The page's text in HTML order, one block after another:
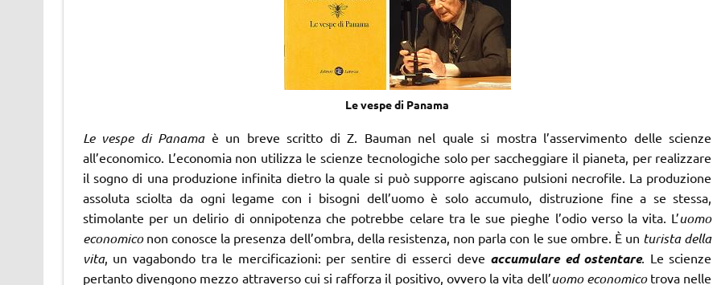
Le vespe di Panama
Le vespe di Panamaè un breve scritto di Z. Bauman nel quale si mostra l’asservimento delle scienze
all’economico. L’economia non utilizza le scienze tecnologiche solo per saccheggiare il pianeta, per realizzare
il sogno di una produzione infinita dietro la quale si può supporre agiscano pulsioni necrofile. La produzione
assoluta sciolta da ogni legame con i bisogni dell’uomo è solo accumulo, distruzione fine a se stessa,
stimolante per un delirio di onnipotenza che potrebbe celare tra le sue pieghe l’odio verso la vita. L’uomo
economico non conosce la presenza dell’ombra, della resistenza, non parla con le sue ombre. È un turista della
vita, un vagabondo tra le mercificazioni: per sentire di esserci deve accumulare ed ostentare. Le scienze
pertanto divengono mezzo attraverso cui si rafforza il positivo, ovvero la vita dell’uomo economico trova nelle